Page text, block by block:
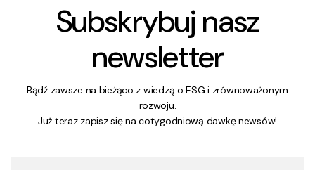
Subskrybuj nasz
newsletter
Bądź zawsze na bieżąco z wiedzą o ESG i zrównoważonym
rozwoju.
Już teraz zapisz się na cotygodniową dawkę newsów!